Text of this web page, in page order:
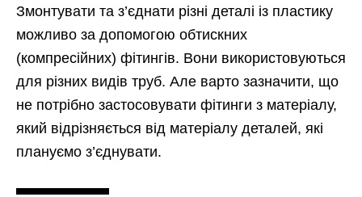
Змонтувати та з’єднати різні деталі із пластику
можливо за допомогою обтискних
(компресійних) фітингів. Вони використовуються
для різних видів труб. Але варто зазначити, що
не потрібно застосовувати фітинги з матеріалу,
який відрізняється від матеріалу деталей, які
плануємо з’єднувати.